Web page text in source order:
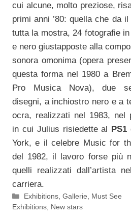
cui alcune, molto preziose,
primi anni ’80: quella che da
tutta la mostra, 24 fotografie
e nero giustapposte alla
sonora omonima (opera
questa forma nel 1980 a
Pro Musica Nova), due
disegni, a inchiostro nero e a
ocra, realizzati nel 1983, nel
in cui Julius risiedette al
PS1
York, e il celebre Music for
del 1982, il lavoro forse più
quelli realizzati dall’artista
carriera.
Categorie
Exhibitions,Gallerie, Must See
Exhibitions, New stars